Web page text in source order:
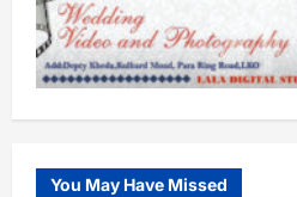
You May Have Missed